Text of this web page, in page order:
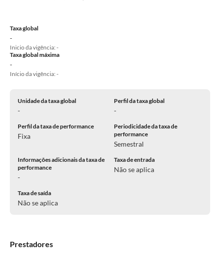
Taxa global
-
Inicio da vigência: -
Taxa global máxima
-
Início da vigência: -
Unidade da taxa global
-
Perfil da taxa global
-
Perfil da taxa de performance
Fixa
Periodicidade da taxa de
performance
Semestral
Informações adicionais da taxa de
performance
-
Taxa de entrada
Não se aplica
Taxa de saída
Não se aplica
Prestadores